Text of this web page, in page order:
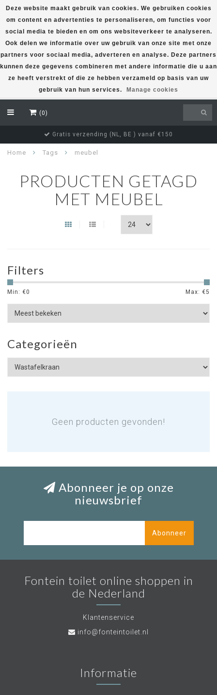
(0)
Gratis verzending (NL, BE ) vanaf €150
Home Tags meubel
PRODUCTEN GETAGD
MET MEUBEL
Filters
Min: €0 Max: €5
Categorieën
Geen producten gevonden!
Deze website maakt gebruik van cookies. We gebruiken cookies
om content en advertenties te personaliseren, om functies voor
social media te bieden en om ons websiteverkeer te analyseren.
Ook delen we informatie over uw gebruik van onze site met onze
partners voor sociaal media, adverteren en analyse. Deze partners
kunnen deze gegevens combineren met andere informatie die u aan
ze heeft verstrekt of die ze hebben verzameld op basis van uw
gebruik van hun services.
Manage cookies
Abonneer je op onze
nieuwsbrief
Abonneer
Fontein toilet online shoppen in
de Nederland
Klantenservice
info@fonteintoilet.nl
Informatie